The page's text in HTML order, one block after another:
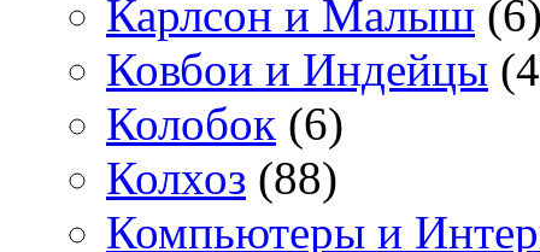
Карлсон и Малыш
Ковбои и Индейцы
Колобок (6)
Колхоз (88)
Компьютеры и